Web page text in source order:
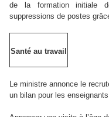
de la formation initiale
suppressions de postes
Santé au travail
Le ministre annonce le
un bilan pour les